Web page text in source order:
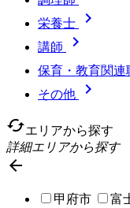
栄養士 
講師 
保育・教育関連
その他

cachedエリアから探す
詳細エリアから探す

甲府市
富